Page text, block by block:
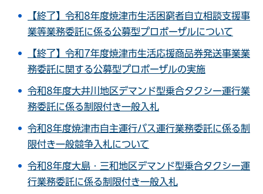
【終了】令和8年度焼津市生活困窮者自立相談支援事
業等業務委託に係る公募型プロポーザルについて
【終了】令和7年度焼津市生活応援商品券発送事業業
務委託に関する公募型プロポーザルの実施
令和8年度大井川地区デマンド型乗合タクシー運行業
務委託に係る制限付き一般入札
令和8年度焼津市自主運行バス運行業務委託に係る制
限付き一般競争入札について
令和8年度大島・三和地区デマンド型乗合タクシー運
行業務委託に係る制限付き一般入札